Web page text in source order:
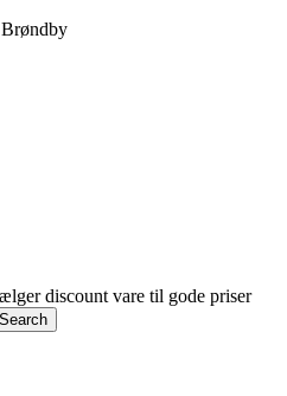
discount vare til gode priser
Search